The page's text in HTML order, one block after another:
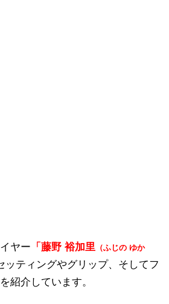
ヤー 「 藤野 裕加里 （ふじの ゆか
ッティングやグリップ、そしてフ
紹介しています。